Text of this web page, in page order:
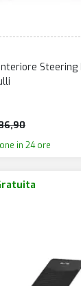
Steering
in 24 ore